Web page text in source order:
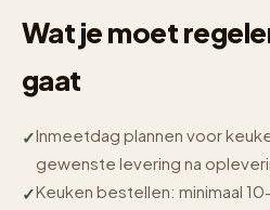
Wat je moet
gaat
Inmeetdag plannen voor
gewenste levering na
Keuken bestellen: minimaal